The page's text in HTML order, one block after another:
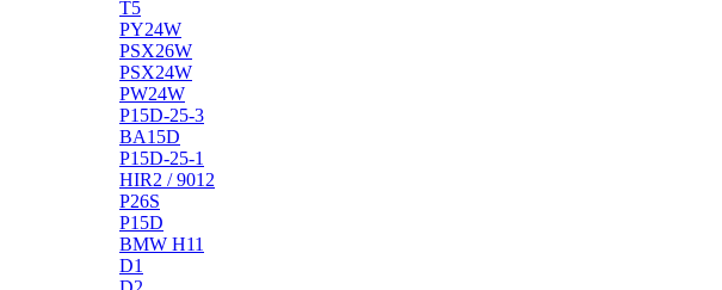
T5
PY24W
PSX26W
PSX24W
PW24W
P15D-25-3
BA15D
P15D-25-1
HIR2 / 9012
P26S
P15D
BMW H11
D1